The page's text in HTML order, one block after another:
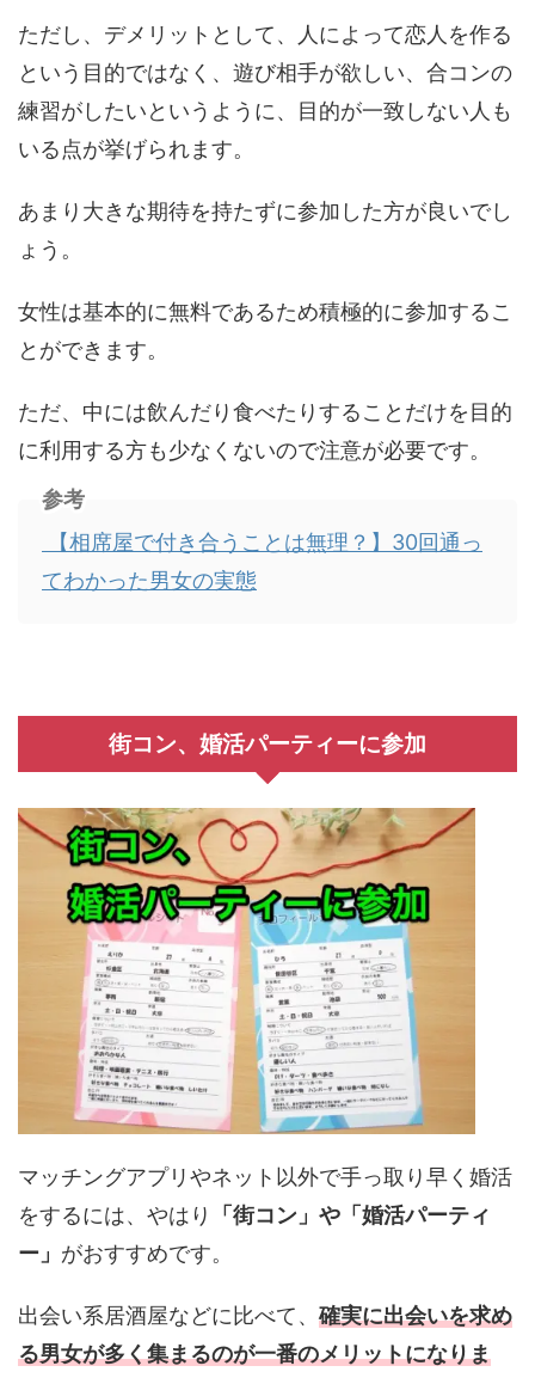
ただし、デメリットとして、人によって恋人を作る
という目的ではなく、遊び相手が欲しい、合コンの
練習がしたいというように、目的が一致しない人も
いる点が挙げられます。
あまり大きな期待を持たずに参加した方が良いでし
ょう。
女性は基本的に無料であるため積極的に参加するこ
とができます。
ただ、中には飲んだり食べたりすることだけを目的
に利用する方も少なくないので注意が必要です。
参考
【相席屋で付き合うことは無理？】30回通っ
てわかった男女の実態
街コン、婚活パーティーに参加
マッチングアプリやネット以外で手っ取り早く婚活
をするには、やはり
「街コン」や「婚活パーティ
ー」 がおすすめです。
出会い系居酒屋などに比べて、確実に出会いを求め
る男女が多く集まるのが一番のメリットになりま